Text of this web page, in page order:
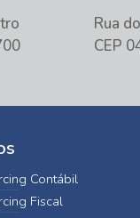
Rua
CEP
Contábil
Fiscal